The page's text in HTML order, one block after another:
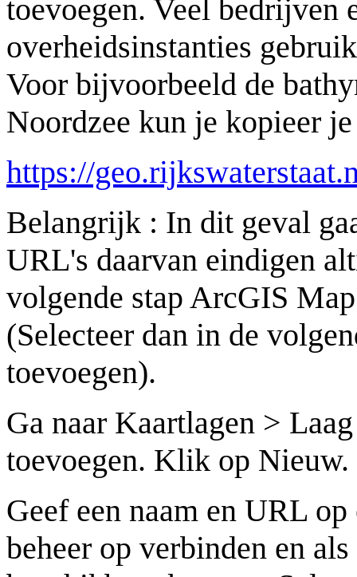
toevoegen. Veel bedrijven
overheidsinstanties
Voor bijvoorbeeld de
Noordzee kun je kopieer
https://
Belangrijk : In dit geval
URL's daarvan eindigen
volgende stap ArcGIS
(Selecteer dan in de
toevoegen).
Ga naar Kaartlagen >
toevoegen. Klik op Nieuw.
Geef een naam en URL
beheer op verbinden en